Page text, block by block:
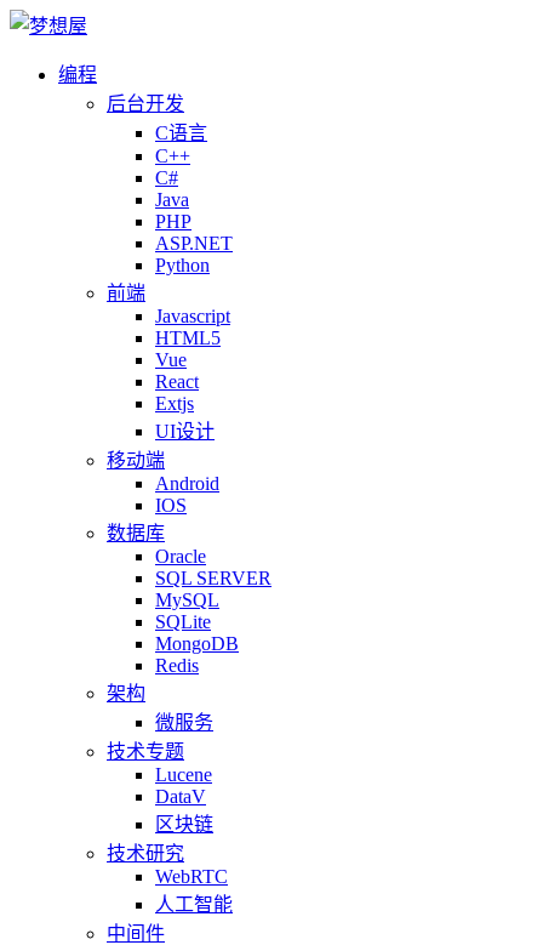
编程
后台开发
C语言
C++
C#
Java
PHP
ASP.NET
Python
前端
Javascript
HTML5
Vue
React
Extjs
UI设计
移动端
Android
IOS
数据库
Oracle
SQL SERVER
MySQL
SQLite
MongoDB
Redis
架构
微服务
技术专题
Lucene
DataV
区块链
技术研究
WebRTC
人工智能
中间件